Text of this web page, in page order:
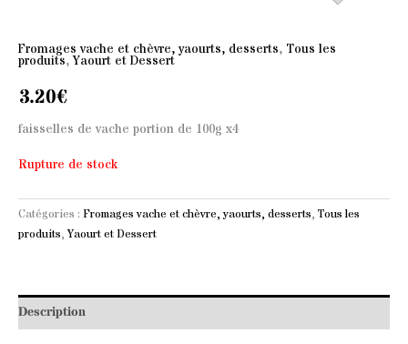
Fromages vache et chèvre, yaourts, desserts, Tous les
produits,Yaourt et Dessert
3.20€
faisselles de vache portion de 100g x4
Rupture de stock
Catégories : Fromages vache et chèvre, yaourts, desserts, Tous les
produits,Yaourt et Dessert
Description